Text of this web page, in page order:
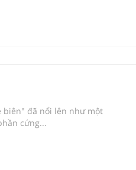
biên" đã nổi lên như một
cứng...